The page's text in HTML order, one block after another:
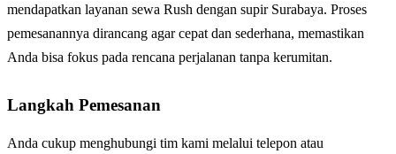
mendapatkan layanan sewa Rush dengan supir Surabaya. Proses
pemesanannya dirancang agar cepat dan sederhana, memastikan
Anda bisa fokus pada rencana perjalanan tanpa kerumitan.
Langkah Pemesanan
Anda cukup menghubungi tim kami melalui telepon atau